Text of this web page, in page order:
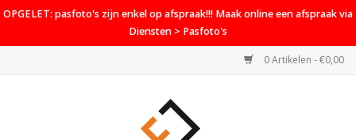
OPGELET: pasfoto's zijn enkel op afspraak!!! Maak online een afspraak via
Diensten > Pasfoto's
0 Artikelen - €0,00
Home